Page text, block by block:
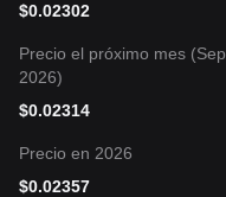
$0.02302
Precio el próximo mes (Sep
2026)
$0.02314
Precio en 2026
$0.02357